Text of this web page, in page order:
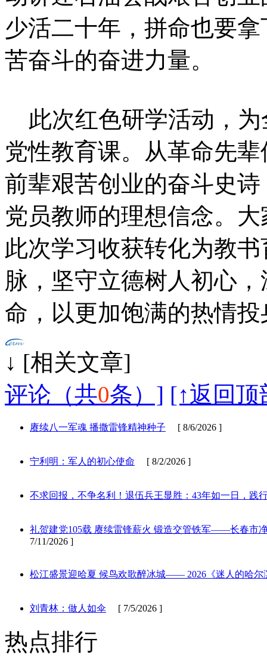
少活二十年，拼命也要
苦奋斗的奋进力量。
此次红色研学活动，为
党性教育课。从革命先
前辈艰苦创业的奋斗史
党员教师的理想信念。
此次学习收获转化为教
脉，坚守立德树人初心
命，以更加饱满的热情
↓ [相
评论（共0条）] [↑返回顶
赓续八一军魂 播撒雷锋精神种子 [ 8/6/2026 ]
宁利明：军人的初心使命 [ 8/2/2026 ]
不求回报，不争名利！退伍兵王显胜：43年如一日，践
礼贺建党105载 赓续雷锋薪火 锻造交管铁军——长春市
7/11/2026 ]
松江盛景迎哈夏 候鸟欢歌醉冰城—— 2026《迷人的哈尔
刘青林：做人如伞 [ 7/5/2026 ]
热点排行